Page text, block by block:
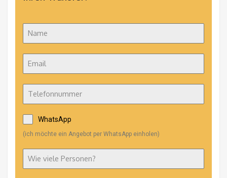
WhatsApp
(ich möchte ein Angebot per WhatsApp einholen)